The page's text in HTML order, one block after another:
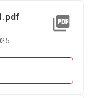
picture_as_pdf